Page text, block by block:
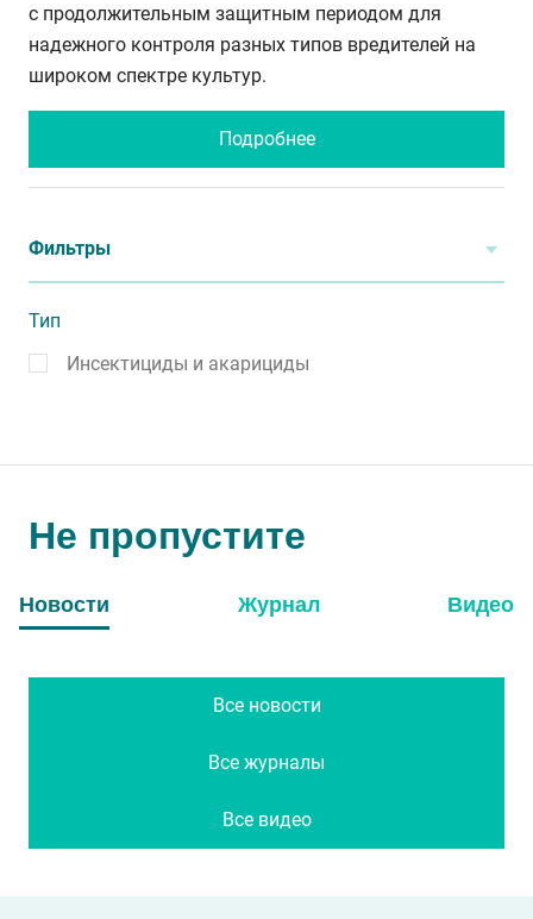
с продолжительным защитным периодом для
надежного контроля разных типов вредителей на
широком спектре культур.
Подробнее
Фильтры
Тип
Инсектициды и акарициды
Не пропустите
Новости Журнал Видео
Все новости
Все журналы
Все видео